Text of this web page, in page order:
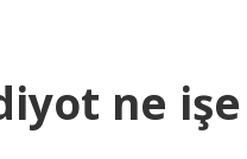
ne